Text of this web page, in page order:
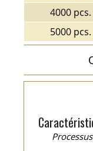
4000 pcs.
5000 pcs.